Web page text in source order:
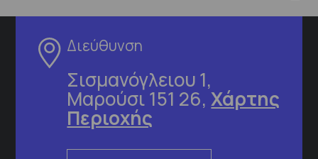
Διεύθυνση
Σισμανόγλειου 1,
Μαρούσι 151 26,Χάρτης
Περιοχής